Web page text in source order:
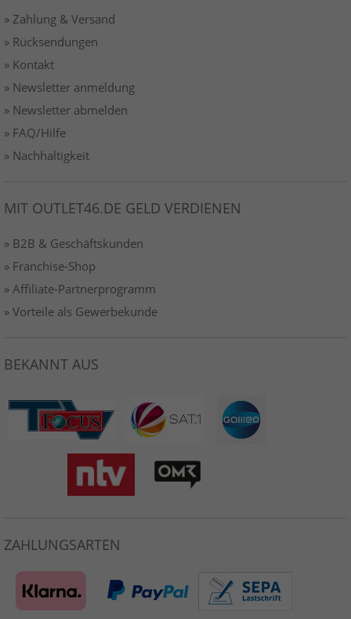
» Zahlung & Versand
» Rücksendungen
» Kontakt
» Newsletter anmeldung
» Newsletter abmelden
» FAQ/Hilfe
» Nachhaltigkeit
MIT OUTLET46.DE GELD VERDIENEN
» B2B & Geschäftskunden
» Franchise-Shop
» Affiliate-Partnerprogramm
» Vorteile als Gewerbekunde
BEKANNT AUS
ZAHLUNGSARTEN